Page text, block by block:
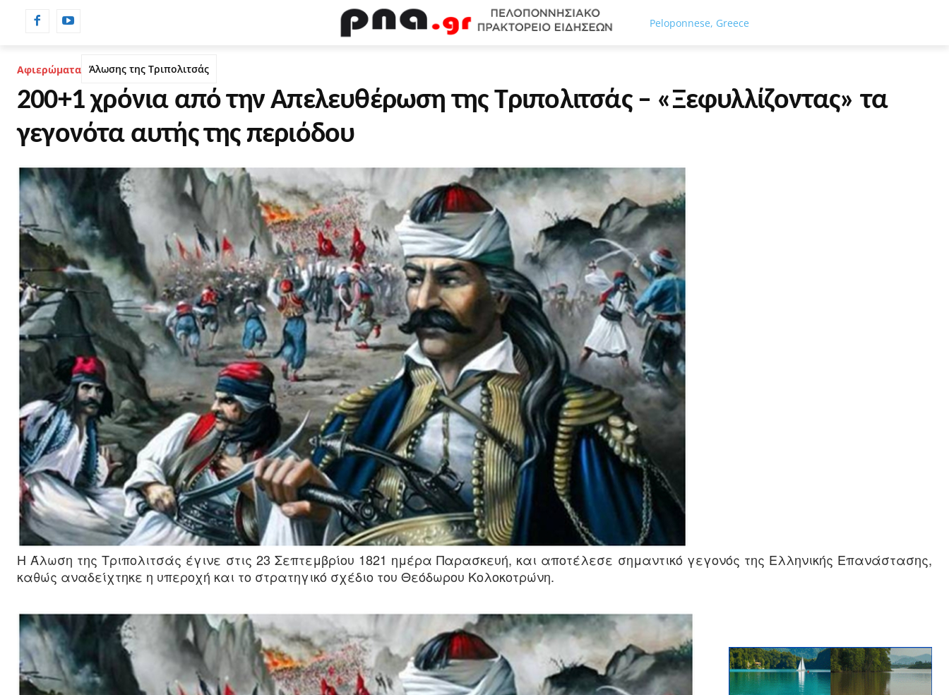
WEB TV ΟΙΚΟΝΟΜΙΑ ΠΟΛΙΤΙΣΜΟΣ ΚΟΙΝΩΝΙΑ ΤΟΥΡΙΣΜΟΣ
Peloponnese, Greece
Αφιερώματα Άλωσης της Τριπολιτσάς
200+1 χρόνια από την Απελευθέρωση της Τριπολιτσάς – «Ξεφυλλίζοντας» τα
γεγονότα αυτής της περιόδου
Η Άλωση της Τριπολιτσάς έγινε στις 23 Σεπτεμβρίου 1821 ημέρα Παρασκευή, και αποτέλεσε σημαντικό γεγονός της Ελληνικής Επανάστασης,
καθώς αναδείχτηκε η υπεροχή και το στρατηγικό σχέδιο του Θεόδωρου Κολοκοτρώνη.